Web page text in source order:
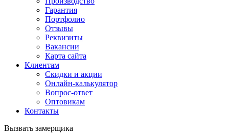
Гарантия
Портфолио
Отзывы
Реквизиты
Вакансии
Карта сайта
Клиентам
Скидки и акции
Онлайн-калькулятор
Вопрос-ответ
Оптовикам
Контакты
Вызвать замерщика